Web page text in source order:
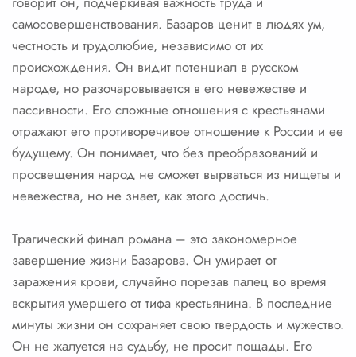
самосовершенствования. Базаров ценит в людях ум,
честность и трудолюбие, независимо от их
происхождения. Он видит потенциал в русском
народе, но разочаровывается в его невежестве и
пассивности. Его сложные отношения с крестьянами
отражают его противоречивое отношение к России и ее
будущему. Он понимает, что без преобразований и
просвещения народ не сможет вырваться из нищеты и
невежества, но не знает, как этого достичь.
Трагический финал романа – это закономерное
завершение жизни Базарова. Он умирает от
заражения крови, случайно порезав палец во время
вскрытия умершего от тифа крестьянина. В последние
минуты жизни он сохраняет свою твердость и мужество.
Он не жалуется на судьбу, не просит пощады. Его